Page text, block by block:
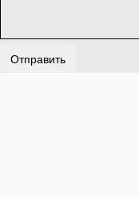
Отправить